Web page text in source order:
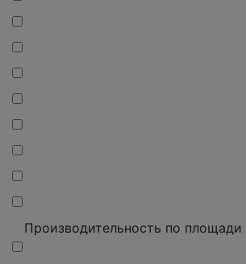
Производительность по площади